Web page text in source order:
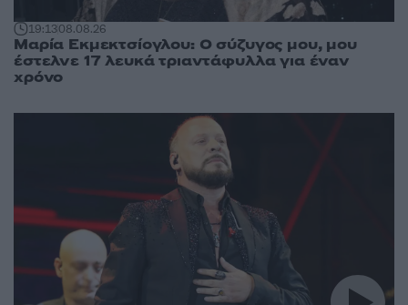
19:1308.08.26
Μαρία Εκμεκτσίογλου: O σύζυγος μου, μου
έστελνε 17 λευκά τριαντάφυλλα για έναν
χρόνο